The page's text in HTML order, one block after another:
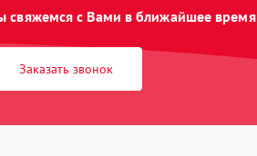
свяжемся с Вами в ближайшее время
Заказать звонок